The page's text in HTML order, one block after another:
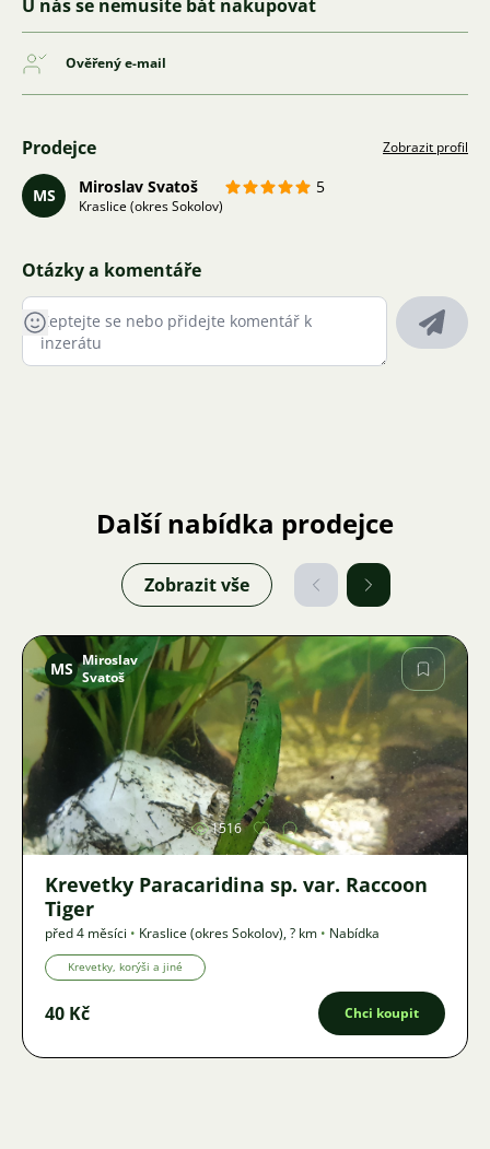
U nás se nemusíte bát nakupovat
Ověřený e-mail
Prodejce Zobrazit profil
MS Miroslav Svatoš 5
Kraslice (okres Sokolov)
Otázky a komentáře
Další nabídka prodejce
Zobrazit vše
Obrázek
MS Miroslav
Svatoš
1516
Krevetky Paracaridina sp. var. Raccoon
Tiger
před 4 měsíci • Kraslice (okres Sokolov),? km • Nabídka
Krevetky, korýši a jiné
40 Kč Chci koupit